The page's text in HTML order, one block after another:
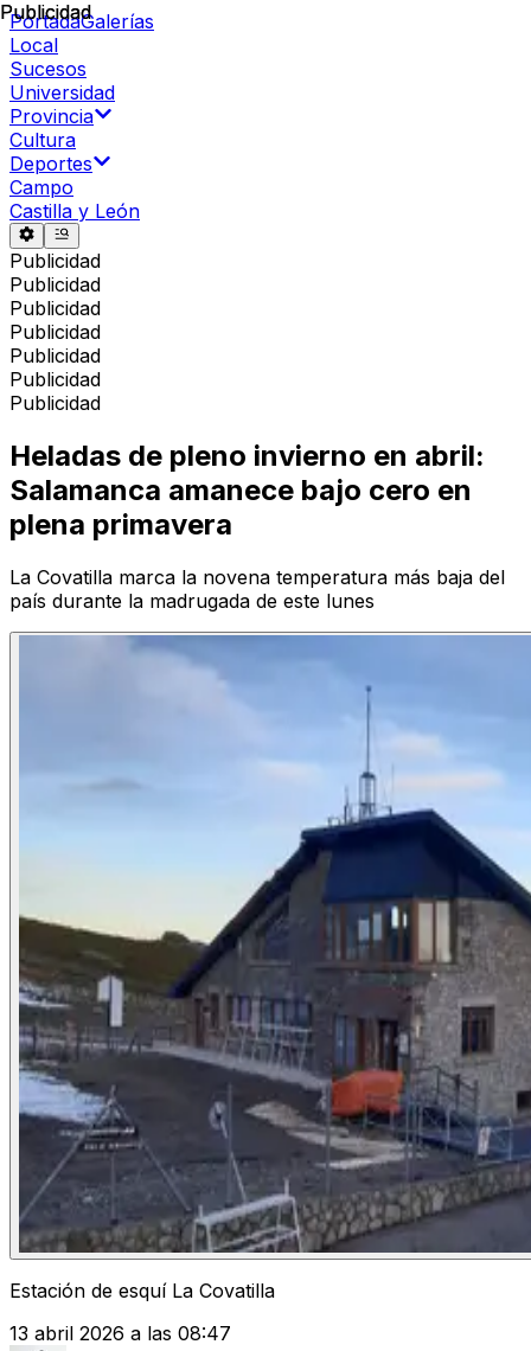
PortadaGalerías
Local
Sucesos
Universidad
Provincia
Cultura
Deportes
Campo
Castilla y León
Publicidad
Publicidad
Publicidad
Publicidad
Publicidad
Publicidad
Publicidad
Publicidad
Heladas de pleno invierno en abril:
Salamanca amanece bajo cero en
plena primavera
La Covatilla marca la novena temperatura más baja del
país durante la madrugada de este lunes
Estación de esquí La Covatilla
13 abril 2026 a las 08:47
Publicidad